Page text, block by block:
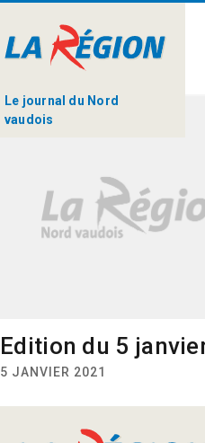
Le journal du Nord
vaudois
Edition du 5
5 JANVIER 2021